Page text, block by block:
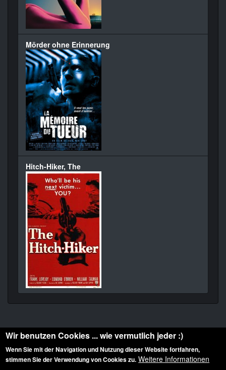
Mörder ohne Erinnerung
Hitch-Hiker, The
Diese Website ist urheberrechtlich geschützt: © 2010-2026 der Film Noir de. Alle
Wir benutzen Cookies ... wie vermutlich jeder :)
Wenn Sie mit der Navigation und Nutzung dieser Website fortfahren,
stimmen Sie der Verwendung von Cookies zu. Weitere Informationen